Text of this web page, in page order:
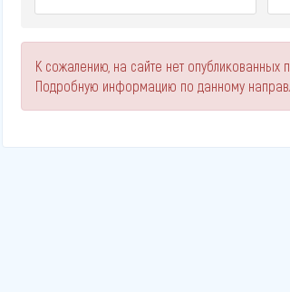
К сожалению, на сайте нет опубликованных
Подробную информацию по данному